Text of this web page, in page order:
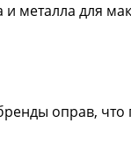
и металла для
оправ,